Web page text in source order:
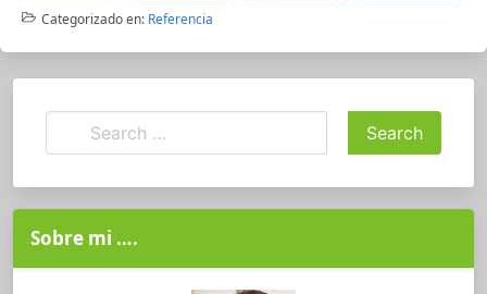
Categorizado en: Referencia
Sobre mi ….